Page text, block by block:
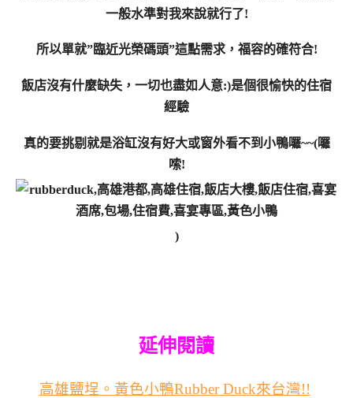
一般水準對我來說就行了!
所以單就”臨近光榮碼頭”這點需求，福容的確符合!
飯店沒有什麼缺失，一切也盡如人意:)是個很愉快的住宿
經驗
真的要挑剔就是浴缸沒有好大或窗外看不到小鴨囉~~(囉
嗦!
)
延伸閱讀
高雄鹽埕。黃色小鴨Rubber Duck來台灣!!